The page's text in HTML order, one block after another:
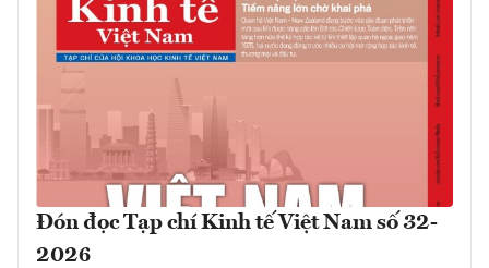
Đón đọc Tạp chí Kinh tế Việt Nam số 32-
2026